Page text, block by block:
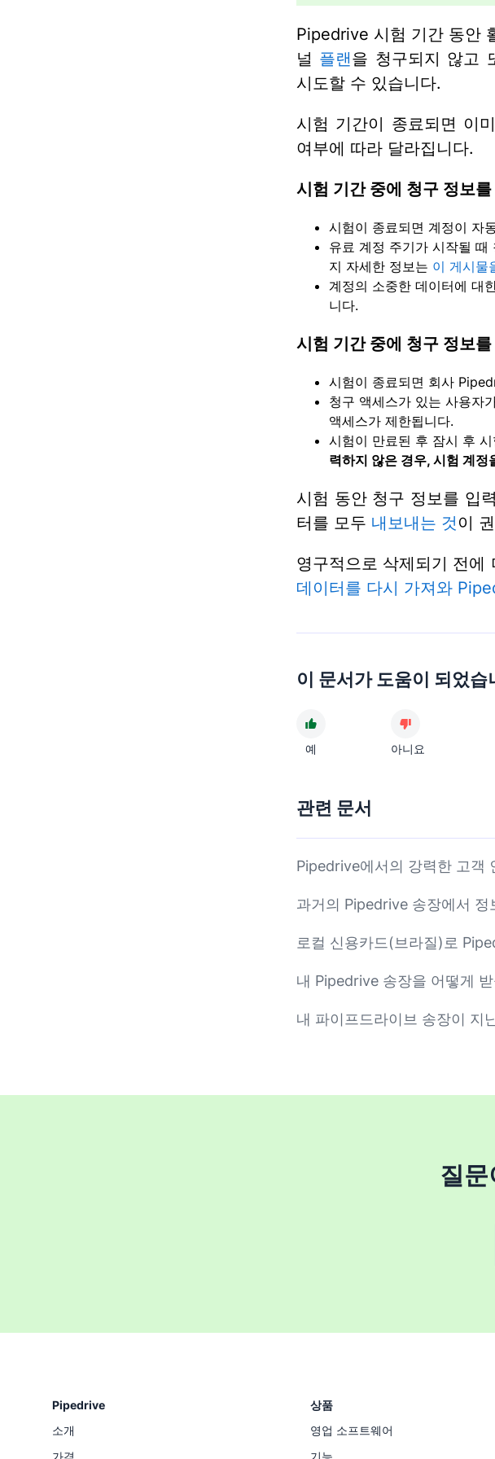
Pipedrive 시험 기간 동안
널 플랜을 청구되지 않고
시도할 수 있습니다.
시험 기간이 종료되면 이
여부에 따라 달라집니다.
시험 기간 중에 청구 정보
시험이 종료되면 계정이 자
유료 계정 주기가 시작될 때
지 자세한 정보는 이 게시물
계정의 소중한 데이터에 대
니다.
시험 기간 중에 청구 정보
시험이 종료되면 회사
청구 액세스가 있는 사용자
액세스가 제한됩니다.
시험이 만료된 후 잠시 후
력하지 않은 경우, 시험 계
시험 동안 청구 정보를 입
터를 모두 내보내는 것 이
영구적으로 삭제되기 전에
데이터를 다시 가져와
이 문서가 도움이 되었습
예 아니요
관련 문서
Pipedrive에서의 강력한 고객
과거의 Pipedrive 송장에서 정
로컬 신용카드(브라질)로
내 Pipedrive 송장을 어떻게
내 파이프드라이브 송장이 지
질
Pipedrive
소개
가격
상품
영업 소프트웨어
기능